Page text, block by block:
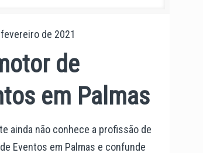
de 2021
de
em Palmas
ainda não conhece a profissão de
Eventos em Palmas e confunde